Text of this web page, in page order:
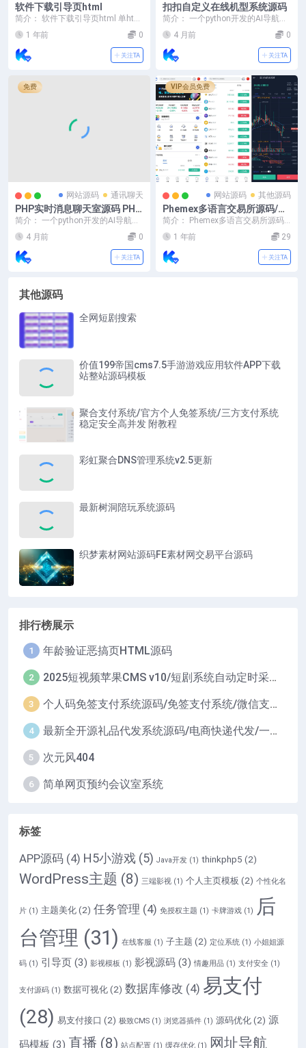
软件下载引导页html
简介： 软件下载引导页html 单html
源码需要自己修改内容即可 还不
错！ 图...
1 年前 0
关注TA
扣扣自定义在线机型系统源码
简介： 一个python开发的AI导航智
能决策系统， 后台自动更新工具，
自动更新...
4 月前 0
关注TA
免费
网站源码 通讯聊天
PHP实时消息聊天室源码 PHP
+WebSocket
简介： 一个python开发的AI导航智
能决策系统， 后台自动更新工具，
自动更新...
4 月前 0
关注TA
VIP会员免费
网站源码 其他源码
Phemex多语言交易所源码/期
权交易+合约交易+新币申购
+锁仓挖矿+平台币发行+K线
行情控制/前端uniapp编译后
+后端PHP
简介： Phemex多语言交易所源码/
期权交易+合约交易+新币申购+锁
仓挖矿+平...
1 年前 29
关注TA
其他源码
全网短剧搜索
价值199帝国cms7.5手游游戏应用软件APP下载
站整站源码模板
聚合支付系统/官方个人免签系统/三方支付系统
稳定安全高并发 附教程
彩虹聚合DNS管理系统v2.5更新
最新树洞陪玩系统源码
织梦素材网站源码FE素材网交易平台源码
排行榜展示
1 年龄验证恶搞页HTML源码
2 2025短视频苹果CMS v10/短剧系统自动定时采集H5移动端在线影视视频短剧源码小剧场短剧影视源码
3 个人码免签支付系统源码/免签支付系统/微信支付平台
4 最新全开源礼品代发系统源码/电商快递代发/一件代发系统
5 次元风404
6 简单网页预约会议室系统
标签
APP源码 (4) H5小游戏 (5) Java开发 (1) thinkphp5 (2)
WordPress主题 (8) 三端影视 (1) 个人主页模板 (2) 个性化名
片 (1) 主题美化 (2) 任务管理 (4) 免授权主题 (1) 卡牌游戏 (1)
后
台管理 (31) 在线客服 (1) 子主题 (2) 定位系统 (1) 小姐姐源
码 (1) 引导页 (3) 影视模板 (1) 影视源码 (3) 情趣用品 (1) 支付安全 (1)
支付源码 (1) 数据可视化 (2) 数据库修改 (4) 易支付
(28) 易支付接口 (2) 极致CMS (1) 浏览器插件 (1) 源码优化 (2) 源
码模板 (3) 直播 (8) 站点配置 (1) 缓存优化 (1) 网址导航